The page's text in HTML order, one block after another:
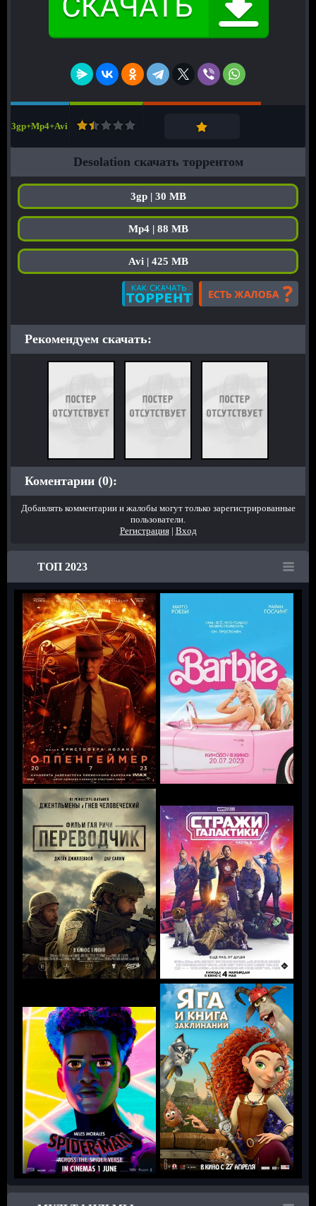
3gp+Mp4+Avi
Desolation скачать торрентом
3gp | 30 MB
Mp4 | 88 MB
Avi | 425 MB
Рекомендуем скачать:
Коментарии (0):
Добавлять комментарии и жалобы могут только зарегистрированные
пользователи.
Регистрация| Вход
ТОП 2023